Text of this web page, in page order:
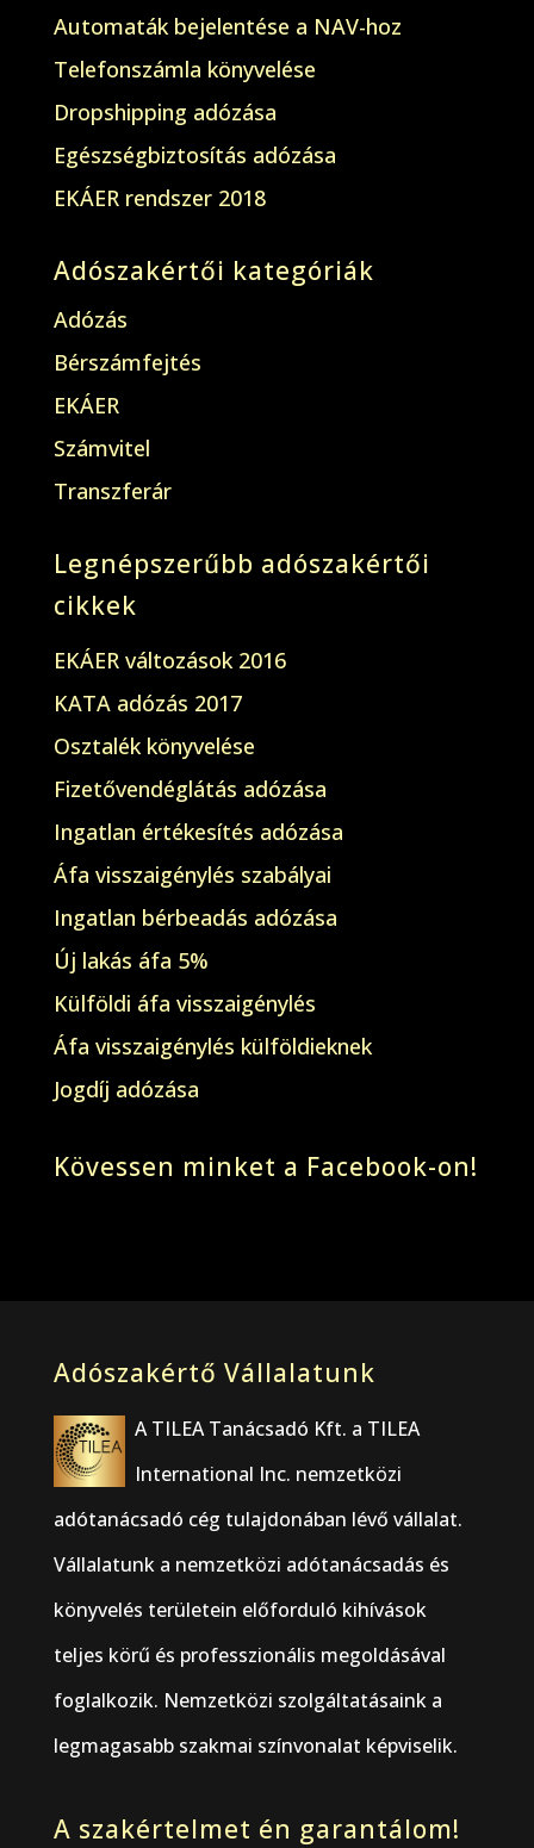
Automaták bejelentése a NAV-hoz
Telefonszámla könyvelése
Dropshipping adózása
Egészségbiztosítás adózása
EKÁER rendszer 2018
Adószakértői kategóriák
Adózás
Bérszámfejtés
EKÁER
Számvitel
Transzferár
Legnépszerűbb adószakértői
cikkek
EKÁER változások 2016
KATA adózás 2017
Osztalék könyvelése
Fizetővendéglátás adózása
Ingatlan értékesítés adózása
Áfa visszaigénylés szabályai
Ingatlan bérbeadás adózása
Új lakás áfa 5%
Külföldi áfa visszaigénylés
Áfa visszaigénylés külföldieknek
Jogdíj adózása
Kövessen minket a Facebook-on!
Adószakértő Vállalatunk
A TILEA Tanácsadó Kft. a TILEA
International Inc. nemzetközi
adótanácsadó cég tulajdonában lévő vállalat.
Vállalatunk a nemzetközi adótanácsadás és
könyvelés területein előforduló kihívások
teljes körű és professzionális megoldásával
foglalkozik. Nemzetközi szolgáltatásaink a
legmagasabb szakmai színvonalat képviselik.
A szakértelmet én garantálom!